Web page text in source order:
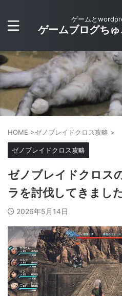
ゲームと
ゲームブログち
HOME >ゼノブレイドクロス攻略 >
ゼノブレイドクロス攻略
ゼノブレイドクロス
ラを討伐してきまし
2026年5月14日